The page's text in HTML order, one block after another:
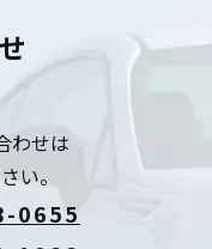
わせは
い。
0655